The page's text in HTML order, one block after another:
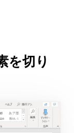
を切り